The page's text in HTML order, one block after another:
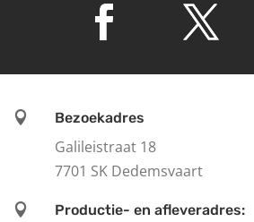
 Bezoekadres
Galileistraat 18
7701 SK Dedemsvaart
 Productie- en afleveradres: